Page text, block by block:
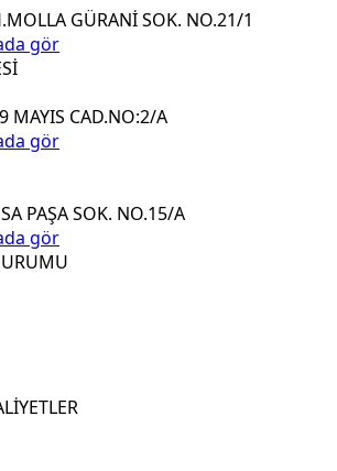
GÜRANİ SOK. NO.21/1
gör
MAYIS CAD.NO:2/A
gör
PAŞA SOK. NO.15/A
gör